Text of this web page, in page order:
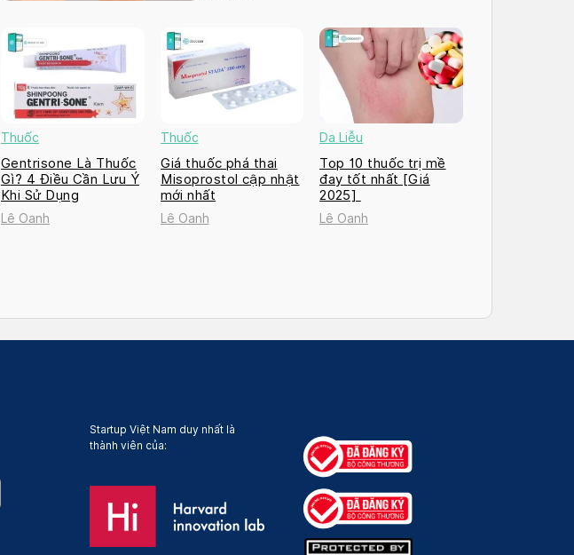
Thuốc
Gentrisone Là Thuốc
Gì? 4 Điều Cần Lưu Ý
Khi Sử Dụng
Lê Oanh
Thuốc
Giá thuốc phá thai
Misoprostol cập nhật
mới nhất
Lê Oanh
Da Liễu
Top 10 thuốc trị mề
đay tốt nhất [Giá
2025]
Lê Oanh
Startup Việt Nam duy nhất là
thành viên của: